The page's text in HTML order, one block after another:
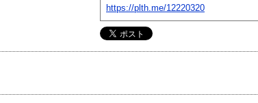
https://plth.me/12220320